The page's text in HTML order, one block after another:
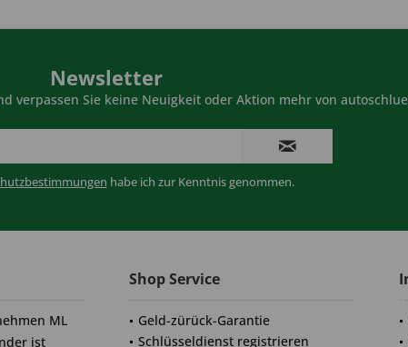
Newsletter
verpassen Sie keine Neuigkeit oder Aktion mehr von
habe ich zur Kenntnis genommen.
ML
ist
Shop Service
Geld-zürück-Garantie
Schlüsseldienst registrieren